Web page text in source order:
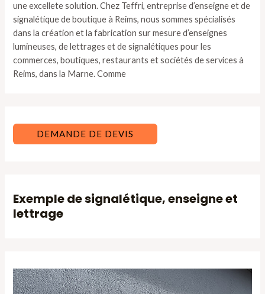
une excellete solution. Chez Teffri, entreprise d’enseigne et de
signalétique de boutique à Reims, nous sommes spécialisés
dans la création et la fabrication sur mesure d’enseignes
lumineuses, de lettrages et de signalétiques pour les
commerces, boutiques, restaurants et sociétés de services à
Reims, dans la Marne. Comme
DEMANDE DE DEVIS
Exemple de signalétique, enseigne et
lettrage